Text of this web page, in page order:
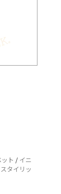
ト / イニ
スタイリッ